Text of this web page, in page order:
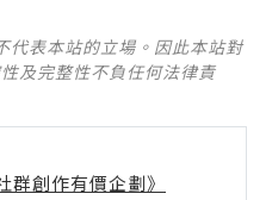
代表本站的立場。因此本站對
及完整性不負任何法律責
群創作有價企劃》